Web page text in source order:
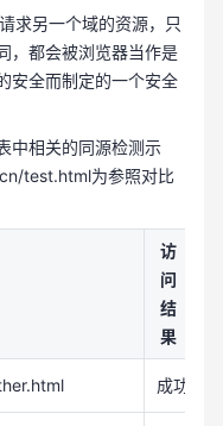
求另一个域的资源，只
，都会被浏览器当作是
安全而制定的一个安全
中相关的同源检测示
test.html为参照对比
访
问
结
果
成功